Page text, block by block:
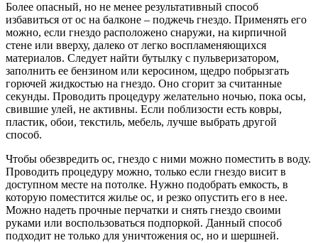
Более опасный, но не менее результативный способ
избавиться от ос на балконе – поджечь гнездо. Применять его
можно, если гнездо расположено снаружи, на кирпичной
стене или вверху, далеко от легко воспламеняющихся
материалов. Следует найти бутылку с пульверизатором,
заполнить ее бензином или керосином, щедро побрызгать
горючей жидкостью на гнездо. Оно сгорит за считанные
секунды. Проводить процедуру желательно ночью, пока осы,
свившие улей, не активны. Если поблизости есть ковры,
пластик, обои, текстиль, мебель, лучше выбрать другой
способ.
Чтобы обезвредить ос, гнездо с ними можно поместить в воду.
Проводить процедуру можно, только если гнездо висит в
доступном месте на потолке. Нужно подобрать емкость, в
которую поместится жилье ос, и резко опустить его в нее.
Можно надеть прочные перчатки и снять гнездо своими
руками или воспользоваться подпоркой. Данный способ
подходит не только для уничтожения ос, но и шершней.